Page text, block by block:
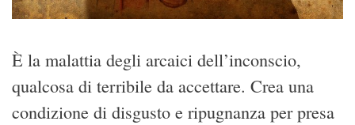
È la malattia degli arcaici dell’inconscio,
qualcosa di terribile da accettare. Crea una
condizione di disgusto e ripugnanza per presa